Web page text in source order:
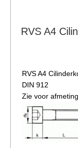
RVS A4
RVS A4
DIN 912
Zie voor